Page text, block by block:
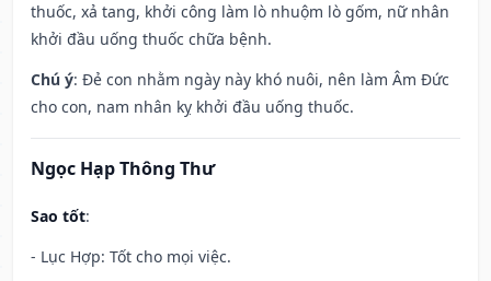
thuốc, xả tang, khởi công làm lò nhuộm lò gốm, nữ nhân
khởi đầu uống thuốc chữa bệnh.
Chú ý: Đẻ con nhằm ngày này khó nuôi, nên làm Âm Đức
cho con, nam nhân kỵ khởi đầu uống thuốc.
Ngọc Hạp Thông Thư
Sao tốt:
- Lục Hợp: Tốt cho mọi việc.